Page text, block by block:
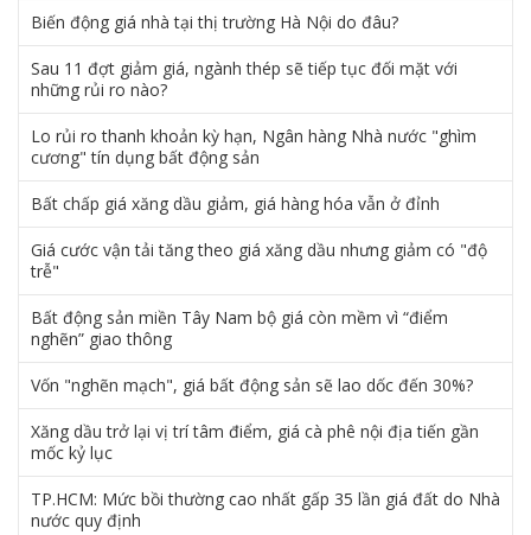
Biến động giá nhà tại thị trường Hà Nội do đâu?
Sau 11 đợt giảm giá, ngành thép sẽ tiếp tục đối mặt với
những rủi ro nào?
Lo rủi ro thanh khoản kỳ hạn, Ngân hàng Nhà nước "ghìm
cương" tín dụng bất động sản
Bất chấp giá xăng dầu giảm, giá hàng hóa vẫn ở đỉnh
Giá cước vận tải tăng theo giá xăng dầu nhưng giảm có "độ
trễ"
Bất động sản miền Tây Nam bộ giá còn mềm vì “điểm
nghẽn” giao thông
Vốn "nghẽn mạch", giá bất động sản sẽ lao dốc đến 30%?
Xăng dầu trở lại vị trí tâm điểm, giá cà phê nội địa tiến gần
mốc kỷ lục
TP.HCM: Mức bồi thường cao nhất gấp 35 lần giá đất do Nhà
nước quy định